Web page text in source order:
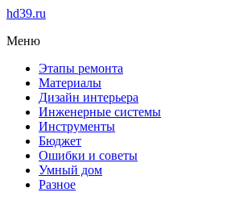
hd39.ru
Меню
Этапы ремонта
Материалы
Дизайн интерьера
Инженерные системы
Инструменты
Бюджет
Ошибки и советы
Умный дом
Разное